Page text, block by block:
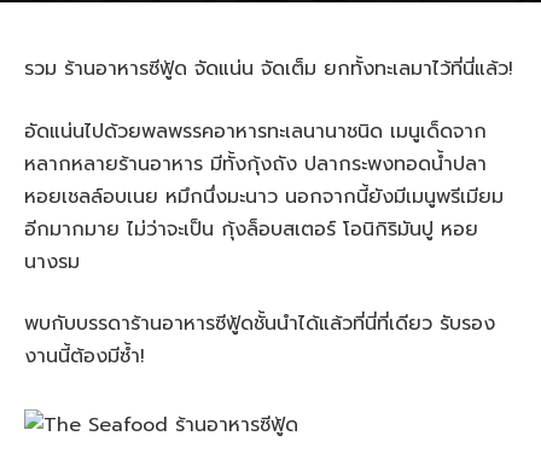
รวม ร้านอาหารซีฟู้ด จัดแน่น จัดเต็ม ยกทั้งทะเลมาไว้ที่นี่แล้ว!
อัดแน่นไปด้วยพลพรรคอาหารทะเลนานาชนิด เมนูเด็ดจาก
หลากหลายร้านอาหาร มีทั้งกุ้งถัง ปลากระพงทอดน้ำปลา
หอยเชลล์อบเนย หมึกนึ่งมะนาว นอกจากนี้ยังมีเมนูพรีเมียม
อีกมากมาย ไม่ว่าจะเป็น กุ้งล็อบสเตอร์ โอนิกิริมันปู หอย
นางรม
พบกับบรรดาร้านอาหารซีฟู้ดชั้นนำได้แล้วที่นี่ที่เดียว รับรอง
งานนี้ต้องมีซ้ำ!